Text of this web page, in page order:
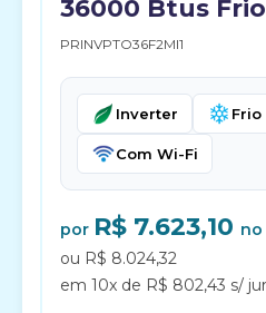
36000 Btus
PRINVPTO36F2MI1
Inverter Frio
Com Wi-Fi
por R$ 7.623,10 no
ou R$ 8.024,32
em 10x de R$ 802,43 s/